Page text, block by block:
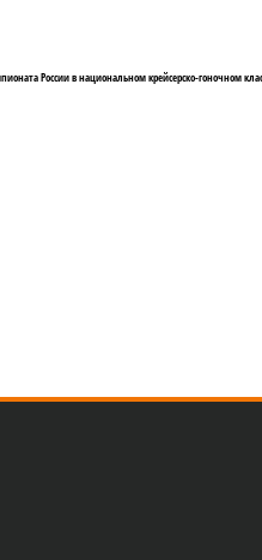
России в национальном крейсерско-гоночном